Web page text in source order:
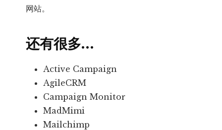
网站。
还有很多…
Active Campaign
AgileCRM
Campaign Monitor
MadMimi
Mailchimp